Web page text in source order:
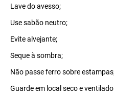
Lave do avesso;
Use sabão neutro;
Evite alvejante;
Seque à sombra;
Não passe ferro sobre
Guarde em local seco e